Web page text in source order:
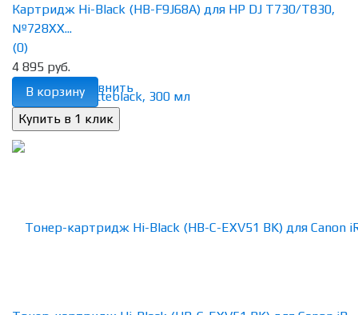
избранное сравнить
Картридж Hi-Black (HB-F9J68A) для HP DJ T730/T830,
№728XX...
(0)
4 895 руб.
В корзину